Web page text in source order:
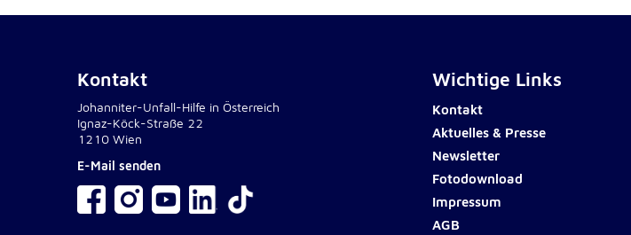
Kontakt
Johanniter-Unfall-Hilfe in Österreich
Ignaz-Köck-Straße 22
1210 Wien
E-Mail senden
Wichtige Links
Kontakt
Aktuelles & Presse
Newsletter
Fotodownload
Impressum
AGB